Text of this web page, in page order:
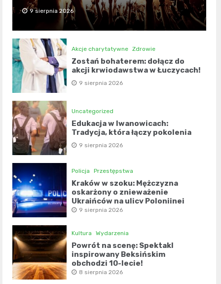
9 sierpnia 2026
Akcje charytatywne Zdrowie
Zostań bohaterem: dołącz do
akcji krwiodawstwa w Łuczycach!
9 sierpnia 2026
Uncategorized
Edukacja w Iwanowicach:
Tradycja, która łączy pokolenia
9 sierpnia 2026
Policja Przestępstwa
Kraków w szoku: Mężczyzna
oskarżony o znieważenie
Ukraińców na ulicy Polonijnej
9 sierpnia 2026
Kultura Wydarzenia
Powrót na scenę: Spektakl
inspirowany Beksińskim
obchodzi 10-lecie!
8 sierpnia 2026